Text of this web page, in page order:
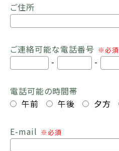
ご住所
ご連絡可能な電話番号 ※必須
- -
電話可能の時間帯
午前
午後 夕方
E-mail ※必須